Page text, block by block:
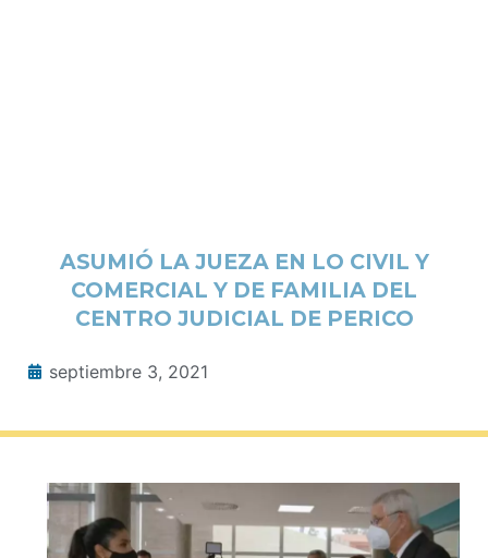
ASUMIÓ LA JUEZA EN LO CIVIL Y
COMERCIAL Y DE FAMILIA DEL
CENTRO JUDICIAL DE PERICO
septiembre 3, 2021